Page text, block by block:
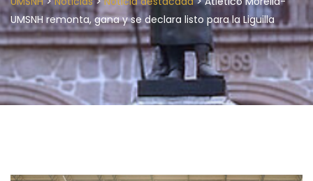
UMSNH remonta, gana y se declara listo para la Liguilla